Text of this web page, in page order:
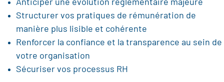
Anticiper une évolution réglementaire majeure
Structurer vos pratiques de rémunération de
manière plus lisible et cohérente
Renforcer la confiance et la transparence au sein de
votre organisation
Sécuriser vos processus RH